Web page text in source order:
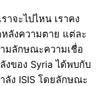
าจะไปไหน เราคง
หลังความตาย แต่ละ
มลักษณะความเชื่อ
งของ Syria ได้พบกับ
ลัง ISIS โดยลักษณะ